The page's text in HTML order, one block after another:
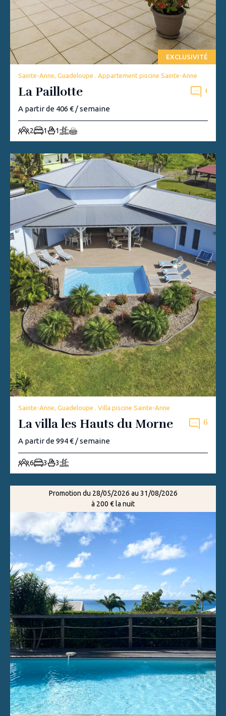
EXCLUSIVITÉ
Sainte-Anne, Guadeloupe . Appartement piscine Sainte-Anne
La Paillotte 1
A partir de 406 € / semaine
2 1 1
Sainte-Anne, Guadeloupe . Villa piscine Sainte-Anne
La villa les Hauts du Morne 6
A partir de 994 € / semaine
6 3 3
Promotion du 28/05/2026 au 31/08/2026
à 200 € la nuit